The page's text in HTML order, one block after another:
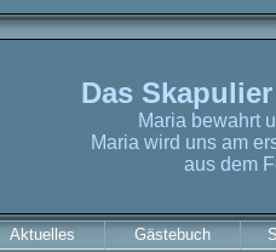
Das
Maria bewahrt
Maria wird uns am
aus dem
Aktuelles Gästebuch